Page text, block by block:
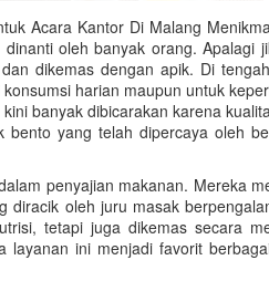
Acara Kantor Di Malang
oleh banyak orang. Apalagi
dikemas dengan apik. Di
harian maupun untuk
banyak dibicarakan karena
bento yang telah dipercaya oleh
penyajian makanan. Mereka
oleh juru masak
tetapi juga dikemas secara
ini menjadi favorit